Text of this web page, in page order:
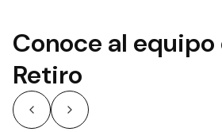
Conoce al
Retiro